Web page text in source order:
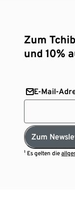
Zum
und 10%
E-Mail-
Zum
¹ Es gelten die